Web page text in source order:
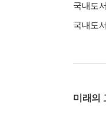
국내도
국내도
미래의